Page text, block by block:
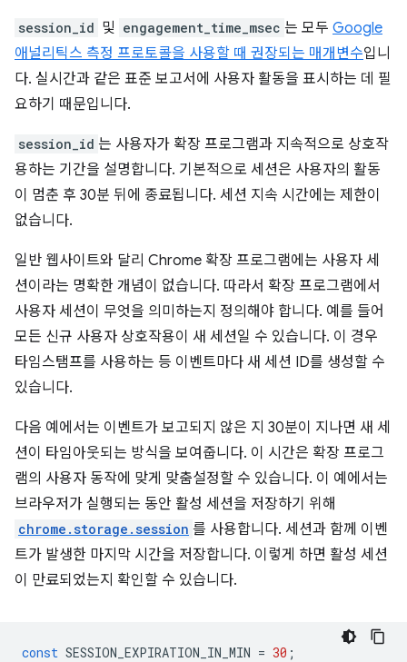
session_id 및 engagement_time_msec 는 모두 Google
애널리틱스 측정 프로토콜을 사용할 때 권장되는 매개변수입니
다. 실시간과 같은 표준 보고서에 사용자 활동을 표시하는 데 필
요하기 때문입니다.
session_id 는 사용자가 확장 프로그램과 지속적으로 상호작
용하는 기간을 설명합니다. 기본적으로 세션은 사용자의 활동
이 멈춘 후 30분 뒤에 종료됩니다. 세션 지속 시간에는 제한이
없습니다.
일반 웹사이트와 달리 Chrome 확장 프로그램에는 사용자 세
션이라는 명확한 개념이 없습니다. 따라서 확장 프로그램에서
사용자 세션이 무엇을 의미하는지 정의해야 합니다. 예를 들어
모든 신규 사용자 상호작용이 새 세션일 수 있습니다. 이 경우
타임스탬프를 사용하는 등 이벤트마다 새 세션 ID를 생성할 수
있습니다.
다음 예에서는 이벤트가 보고되지 않은 지 30분이 지나면 새 세
션이 타임아웃되는 방식을 보여줍니다. 이 시간은 확장 프로그
램의 사용자 동작에 맞게 맞춤설정할 수 있습니다. 이 예에서는
브라우저가 실행되는 동안 활성 세션을 저장하기 위해
chrome.storage.session 를 사용합니다. 세션과 함께 이벤
트가 발생한 마지막 시간을 저장합니다. 이렇게 하면 활성 세션
이 만료되었는지 확인할 수 있습니다.
const SESSION_EXPIRATION_IN_MIN = 30 ;